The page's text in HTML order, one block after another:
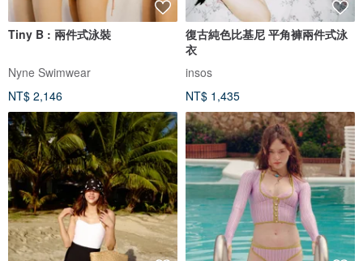
Tiny B : 兩件式泳裝
Nyne Swimwear
NT$ 2,146
復古純色比基尼 平角褲兩件式泳
衣
insos
NT$ 1,435